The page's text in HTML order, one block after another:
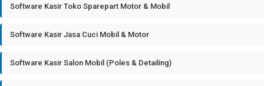
Software Kasir Toko Sparepart Motor & Mobil
Software Kasir Jasa Cuci Mobil & Motor
Software Kasir Salon Mobil (Poles & Detailing)